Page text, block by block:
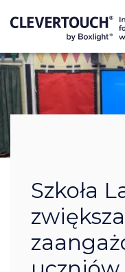
Szkoła
zwiększa